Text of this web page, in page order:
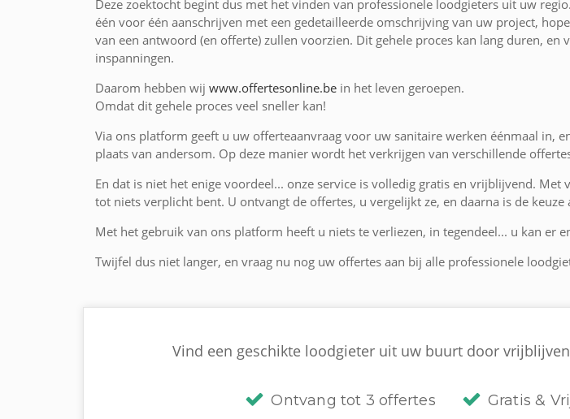
Deze zoektocht begint dus met het vinden van professionele loodgieters uit uw
één voor één aanschrijven met een gedetailleerde omschrijving van uw project,
van een antwoord (en offerte) zullen voorzien. Dit gehele proces kan lang duren, en
inspanningen.
Daarom hebben wij www.offertesonline.be in het leven geroepen.
Omdat dit gehele proces veel sneller kan!
Via ons platform geeft u uw offerteaanvraag voor uw sanitaire werken éénmaal in,
plaats van andersom. Op deze manier wordt het verkrijgen van verschillende
En dat is niet het enige voordeel... onze service is volledig gratis en vrijblijvend.
tot niets verplicht bent. U ontvangt de offertes, u vergelijkt ze, en daarna is de
Met het gebruik van ons platform heeft u niets te verliezen, in tegendeel... u kan er
Twijfel dus niet langer, en vraag nu nog uw offertes aan bij alle professionele
Vind een geschikte loodgieter uit uw buurt door
Ontvang tot 3 offertes Gratis &